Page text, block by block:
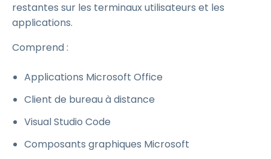
restantes sur les terminaux utilisateurs et les
applications.
Comprend :
Applications Microsoft Office
Client de bureau à distance
Visual Studio Code
Composants graphiques Microsoft